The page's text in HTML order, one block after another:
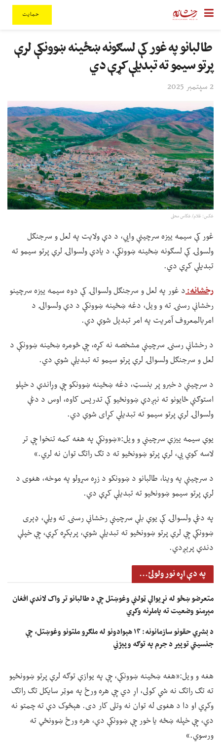
حمایت
طالبانو په غور کې لسګونه ښځینه ښوونکې لرې
پرتو سیمو ته تبدیلې کړې دي
2 سپتمبر 2025
عکس: غلام/ عکاس محلی
غور کې سیمه ییزه سرچینې وايي، د دې ولایت په لعل و سرجنګل
ولسولۍ کې لسګونه ښځینه ښوونکې، د یادې ولسوالۍ لرې پرتو سیمو ته
تبدیلې کړې دي.
رخشانه:د غور په لعل و سرجنګل ولسوالۍ کې دوه سیمه ییزه سرچینو
رخشانې رسنۍ ته و ویل، دغه ښځينه ښوونکې د دې ولسوالۍ د
امربالمعروف آمریت په امر تبدیل شوې دي.
د رخشانې رسنۍ سرچینې مشخصه نه کړه، چې څومره ښځینه ښوونکې د
لعل و سرجنګل ولسوالۍ لرې پرتو سیمو ته تبدیلې شوې دي.
د سرچینې د خبرو پر بنسټ، دغه ښځينه ښوونکو چې وړاندې د خپلو
استوګنې ځایونو ته نېږدې ښوونځیو کې تدریس کاوه، اوس د دغې
ولسوالۍ لرې پرتو سیمو ته تبدیلې کړای شوې دي.
یوې سیمه ییزې سرچینې و ویل:«ښوونکې په هغه کمه تنخوا چې تر
لاسه کوي یې، لرې پرتو ښوونځیو ته د تګ راتګ توان نه لري.»
د سرچینې په وینا، طالبانو د ښوونکو د زړه سړولو په موخه، هغوی د
لرې پرتو سیمو ښوونځیو ته تبدیلې کړې دي.
په دغې ولسوالۍ کې یوې بلې سرچینې رخشانې رسنۍ ته ویلي، ډېری
ښوونکې چې لرې پرتو ښوونځیو ته تبدیلې شوې، پرېکړه کړې، چې خپلې
دندې پرېږدي.
په دې اړه نور ولولئ...
متعرضو ښځو له نړیوالې ټولنې وغوښتل چې د طالبانو تر واک لاندې افغان
مېرمنو وضعیت ته پاملرنه وکړي
د بشري حقونو سازمانونه: ۱۴ هېوادونو له ملګرو ملتونو وغوښتل، چې
جنسیتي توپير د جرم په توګه وپېژني
هغه و ویل:«هغه ښځینه ښوونکې، چې په یوازې توګه لرې پرتو ښوونځیو
ته تګ راتګ نه شي کولی، اړ دي چې هره ورځ په موټر سایکل تګ راتګ
وکړي او دا د هغوی له توان نه وتلی کار دی. هېڅوک دې ته چمتو نه
دي، چې خپله ښځه یا خور چې ښوونکې دي، هره ورځ ښوونځي ته
ورسوي.»